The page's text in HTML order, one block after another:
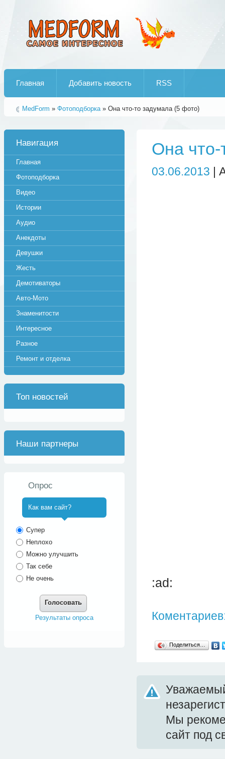
Главная Добавить новость RSS
MedForm » Фотоподборка» Она что-то задумала (5 фото)
Она
03.06.2013 |
:ad:
Поделиться…
Мы
сайт под
Навигация
Главная
Фотоподборка
Видео
Истории
Аудио
Анекдоты
Девушки
Жесть
Демотиваторы
Авто-Мото
Знаменитости
Интересное
Разное
Ремонт и отделка
Топ новостей
Наши партнеры
Опрос
Как вам сайт?
Супер
Неплохо
Можно улучшить
Так себе
Не очень
Голосовать
Результаты опроса